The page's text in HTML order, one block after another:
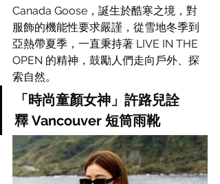
Canada Goose，誕生於酷寒之境，對
服飾的機能性要求嚴謹，從雪地冬季到
亞熱帶夏季，一直秉持著 LIVE IN THE
OPEN 的精神，鼓勵人們走向戶外、探
索自然。
「時尚童顏女神」許路兒詮
釋 Vancouver 短筒雨靴